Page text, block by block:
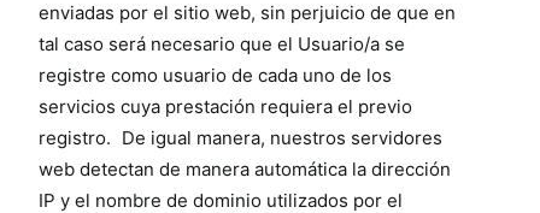
enviadas por el sitio web, sin perjuicio de que en
tal caso será necesario que el Usuario/a se
registre como usuario de cada uno de los
servicios cuya prestación requiera el previo
registro. De igual manera, nuestros servidores
web detectan de manera automática la dirección
IP y el nombre de dominio utilizados por el